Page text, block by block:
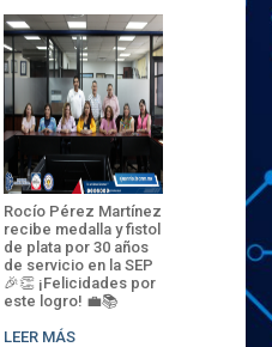
Rocío Pérez Martínez
recibe medalla y fistol
de plata por 30 años
de servicio en la SEP
🎉👏 ¡Felicidades por
este logro! 💼📚
LEER MÁS
ENECB-
del
batalla.
32
sede